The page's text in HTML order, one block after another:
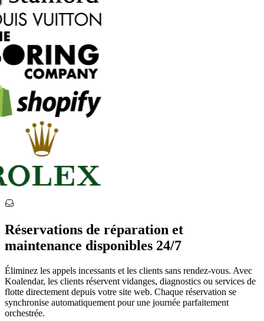
Réservations de réparation et
maintenance disponibles 24/7
Éliminez les appels incessants et les clients sans rendez-vous. Avec
Koalendar, les clients réservent vidanges, diagnostics ou services de
flotte directement depuis votre site web. Chaque réservation se
synchronise automatiquement pour une journée parfaitement
orchestrée.